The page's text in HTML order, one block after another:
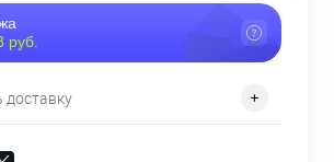
руб.
доставку